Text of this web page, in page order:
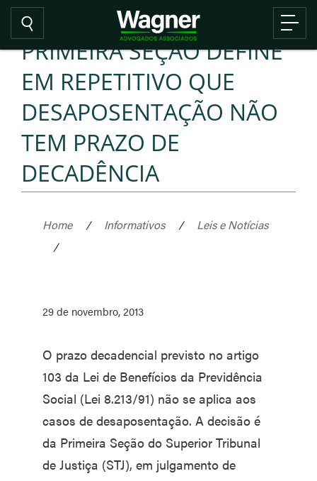
PRIMEIRA SEÇÃO DEFINE
EM REPETITIVO QUE
DESAPOSENTAÇÃO NÃO
TEM PRAZO DE
DECADÊNCIA
Home / Informativos /
Leis e Notícias
/
29 de novembro, 2013
O prazo decadencial previsto no artigo
103 da Lei de Benefícios da Previdência
Social (Lei 8.213/91) não se aplica aos
casos de desaposentação. A decisão é
da Primeira Seção do Superior Tribunal
de Justiça (STJ), em julgamento de